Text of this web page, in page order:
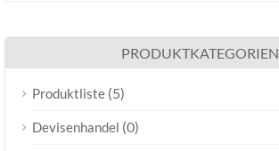
PRODUKTKATEGORIEN
Produktliste (5)
Devisenhandel (0)